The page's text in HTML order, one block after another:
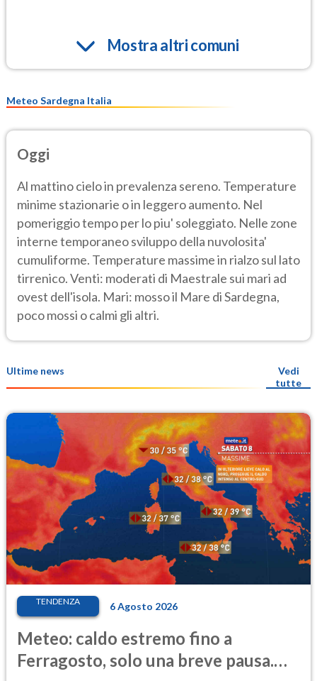
Mostra altri comuni
Meteo Sardegna Italia
Oggi
Al mattino cielo in prevalenza sereno. Temperature
minime stazionarie o in leggero aumento. Nel
pomeriggio tempo per lo piu' soleggiato. Nelle zone
interne temporaneo sviluppo della nuvolosita'
cumuliforme. Temperature massime in rialzo sul lato
tirrenico. Venti: moderati di Maestrale sui mari ad
ovest dell'isola. Mari: mosso il Mare di Sardegna,
poco mossi o calmi gli altri.
Ultime news
Vedi
tutte
TENDENZA 6 Agosto 2026
Meteo: caldo estremo fino a
Ferragosto, solo una breve pausa.